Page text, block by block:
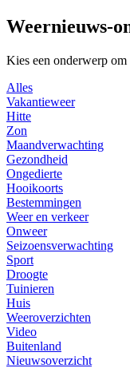
Weernieuws-
Kies een onderwerp
Alles
Vakantieweer
Hitte
Zon
Maandverwachting
Gezondheid
Ongedierte
Hooikoorts
Bestemmingen
Weer en verkeer
Onweer
Seizoensverwachting
Sport
Droogte
Tuinieren
Huis
Weeroverzichten
Video
Buitenland
Nieuwsoverzicht